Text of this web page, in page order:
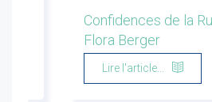
Confidences de la
Flora Berger
Lire l'article...